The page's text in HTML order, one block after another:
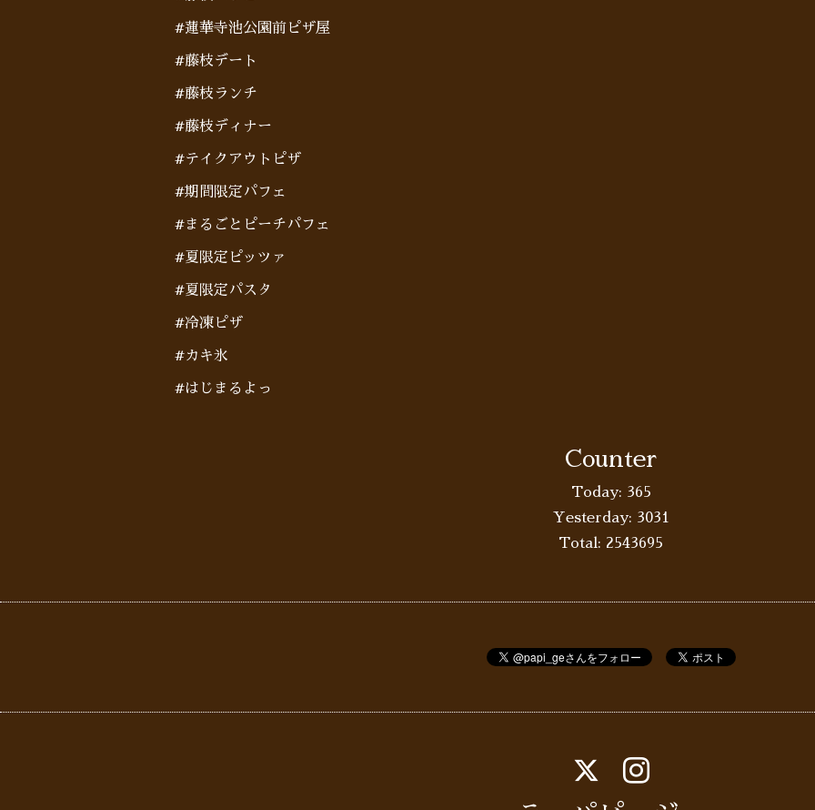
#蓮華寺池公園前ピザ屋
#藤枝デート
#藤枝ランチ
#藤枝ディナー
#テイクアウトピザ
#期間限定パフェ
#まるごとピーチパフェ
#夏限定ピッツァ
#夏限定パスタ
#冷凍ピザ
#カキ氷
#はじまるよっ
Counter
Today: 365
Yesterday: 3031
Total: 2543695